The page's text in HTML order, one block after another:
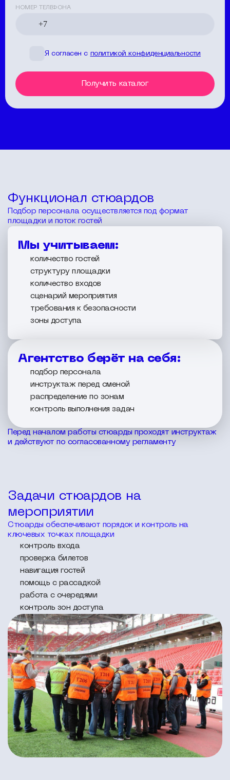
НОМЕР ТЕЛЕФОНА
Я согласен с политикой конфиденциальности
Получить каталог
Функционал стюардов
Подбор персонала осуществляется под формат
площадки и поток гостей
Мы учитываем:
количество гостей
структуру площадки
количество входов
сценарий мероприятия
требования к безопасности
зоны доступа
Агентство берёт на себя:
подбор персонала
инструктаж перед сменой
распределение по зонам
контроль выполнения задач
Перед началом работы стюарды проходят инструктаж
и действуют по согласованному регламенту
Задачи стюардов на
мероприятии
Стюарды обеспечивают порядок и контроль на
ключевых точках площадки
контроль входа
проверка билетов
навигация гостей
помощь с рассадкой
работа с очередями
контроль зон доступа